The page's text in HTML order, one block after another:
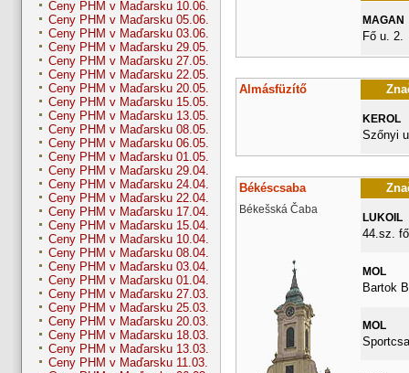
Ceny PHM v Maďarsku 10.06.
Ceny PHM v Maďarsku 05.06.
Ceny PHM v Maďarsku 03.06.
Ceny PHM v Maďarsku 29.05.
Ceny PHM v Maďarsku 27.05.
Ceny PHM v Maďarsku 22.05.
Ceny PHM v Maďarsku 20.05.
Ceny PHM v Maďarsku 15.05.
Ceny PHM v Maďarsku 13.05.
Ceny PHM v Maďarsku 08.05.
Ceny PHM v Maďarsku 06.05.
Ceny PHM v Maďarsku 01.05.
Ceny PHM v Maďarsku 29.04.
Ceny PHM v Maďarsku 24.04.
Ceny PHM v Maďarsku 22.04.
Ceny PHM v Maďarsku 17.04.
Ceny PHM v Maďarsku 15.04.
Ceny PHM v Maďarsku 10.04.
Ceny PHM v Maďarsku 08.04.
Ceny PHM v Maďarsku 03.04.
Ceny PHM v Maďarsku 01.04.
Ceny PHM v Maďarsku 27.03.
Ceny PHM v Maďarsku 25.03.
Ceny PHM v Maďarsku 20.03.
Ceny PHM v Maďarsku 18.03.
Ceny PHM v Maďarsku 13.03.
Ceny PHM v Maďarsku 11.03.
MAGAN
Fő u. 2.
Almásfüzítő
KEROL
Szőnyi u
Békéscsaba
Békešská Čaba
LUKOIL
44.sz.
MOL
Bartok
MOL